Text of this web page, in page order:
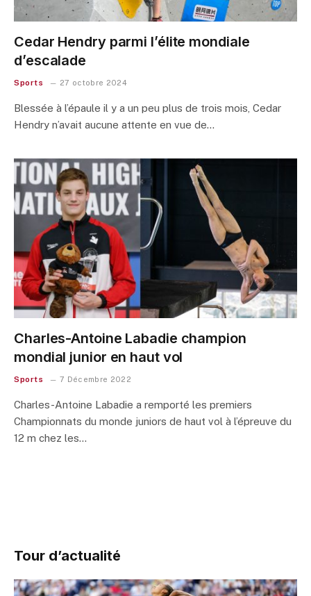
Cedar Hendry parmi l’élite mondiale
d’escalade
Sports 27 octobre 2024
Blessée à l’épaule il y a un peu plus de trois mois, Cedar
Hendry n’avait aucune attente en vue de…
Charles-Antoine Labadie champion
mondial junior en haut vol
Sports 7 Décembre 2022
Charles-Antoine Labadie a remporté les premiers
Championnats du monde juniors de haut vol à l’épreuve du
12 m chez les…
Tour d’actualité